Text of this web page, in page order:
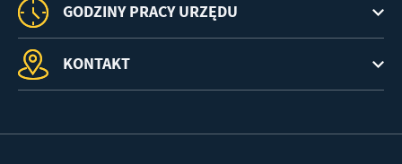
GODZINY PRACY URZĘDU
KONTAKT